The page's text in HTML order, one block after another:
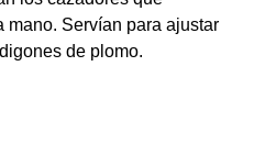
mano. Servían para ajustar
de plomo.